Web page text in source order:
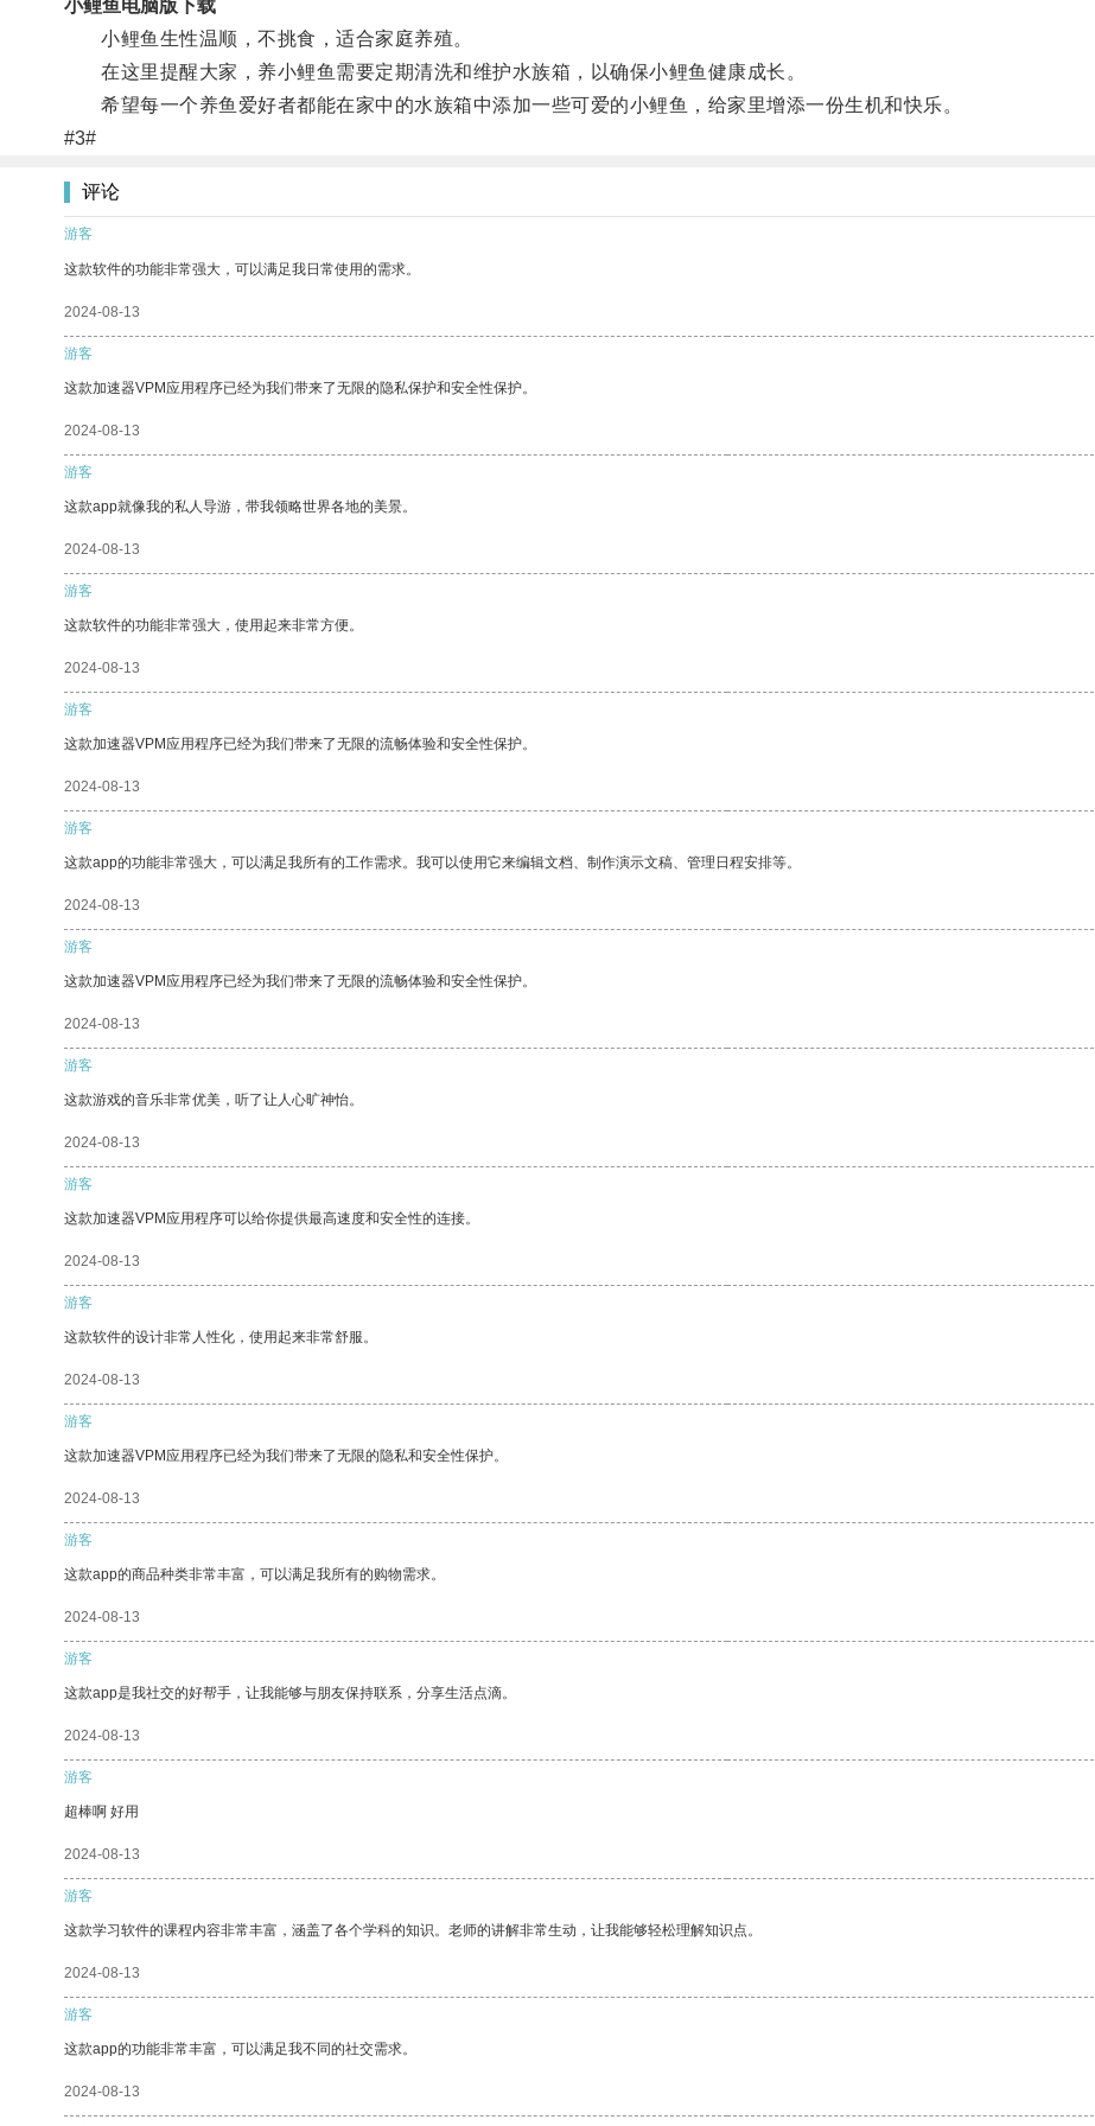
小鲤鱼电脑版下载
小鲤鱼生性温顺，不挑食，适合家庭养殖。
在这里提醒大家，养小鲤鱼需要定期清洗和维护水族箱，以确保小鲤鱼健康成长。
希望每一个养鱼爱好者都能在家中的水族箱中添加一些可爱的小鲤鱼，给家里增添一份生机和快乐。
#3#
评论
游客
这款软件的功能非常强大，可以满足我日常使用的需求。
2024-08-13
游客
这款加速器VPM应用程序已经为我们带来了无限的隐私保护和安全性保护。
2024-08-13
游客
这款app就像我的私人导游，带我领略世界各地的美景。
2024-08-13
游客
这款软件的功能非常强大，使用起来非常方便。
2024-08-13
游客
这款加速器VPM应用程序已经为我们带来了无限的流畅体验和安全性保护。
2024-08-13
游客
这款app的功能非常强大，可以满足我所有的工作需求。我可以使用它来编辑文档、制作演示文稿、管理日程安排等。
2024-08-13
游客
这款加速器VPM应用程序已经为我们带来了无限的流畅体验和安全性保护。
2024-08-13
游客
这款游戏的音乐非常优美，听了让人心旷神怡。
2024-08-13
游客
这款加速器VPM应用程序可以给你提供最高速度和安全性的连接。
2024-08-13
游客
这款软件的设计非常人性化，使用起来非常舒服。
2024-08-13
游客
这款加速器VPM应用程序已经为我们带来了无限的隐私和安全性保护。
2024-08-13
游客
这款app的商品种类非常丰富，可以满足我所有的购物需求。
2024-08-13
游客
这款app是我社交的好帮手，让我能够与朋友保持联系，分享生活点滴。
2024-08-13
游客
超棒啊 好用
2024-08-13
游客
这款学习软件的课程内容非常丰富，涵盖了各个学科的知识。老师的讲解非常生动，让我能够轻松理解知识点。
2024-08-13
游客
这款app的功能非常丰富，可以满足我不同的社交需求。
2024-08-13